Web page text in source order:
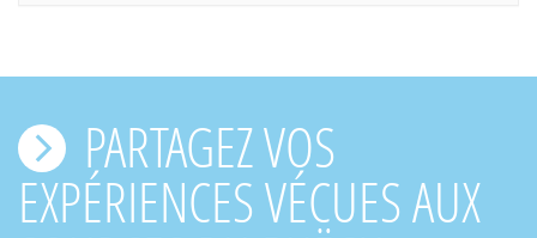
PARTAGEZ VOS
EXPÉRIENCES VÉCUES AUX